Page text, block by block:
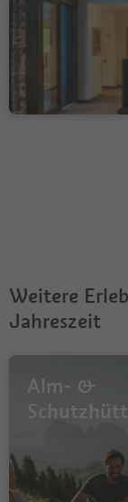
Weitere
Jahreszeit
Alm- &